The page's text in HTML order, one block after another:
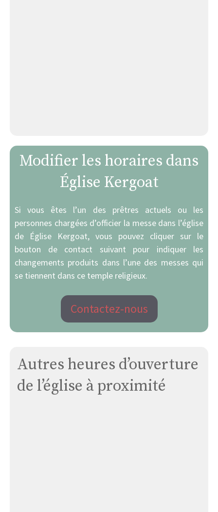
Modifier les horaires dans
Église Kergoat
Si vous êtes l’un des prêtres actuels ou les
personnes chargées d’officier la messe dans l’église
de Église Kergoat, vous pouvez cliquer sur le
bouton de contact suivant pour indiquer les
changements produits dans l’une des messes qui
se tiennent dans ce temple religieux.
Contactez-nous
Autres heures d’ouverture
de l’église à proximité